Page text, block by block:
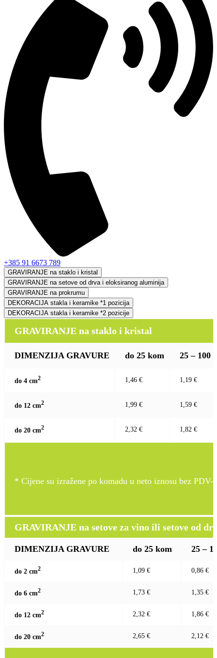
+385 91 6673 789
GRAVIRANJE na staklo i kristal
GRAVIRANJE na setove od drva i eloksiranog aluminija
GRAVIRANJE na prokrumu
DEKORACIJA stakla i keramike *1 pozicija
DEKORACIJA stakla i keramike *2 pozicije
GRAVIRANJE na staklo i kristal
DIMENZIJA GRAVURE do 25 kom 25 – 100
do 4 cm2 1,46 € 1,19 €
do 12 cm2 1,99 € 1,59 €
do 20 cm2 2,32 € 1,82 €
* Cijene su izražene po komadu u neto iznosu bez PDV-
GRAVIRANJE na setove za vino ili setove od
DIMENZIJA GRAVURE do 25 kom 25 –
do 2 cm2 1,09 € 0,86 €
do 6 cm2 1,73 € 1,35 €
do 12 cm2 2,32 € 1,86 €
do 20 cm2 2,65 € 2,12 €